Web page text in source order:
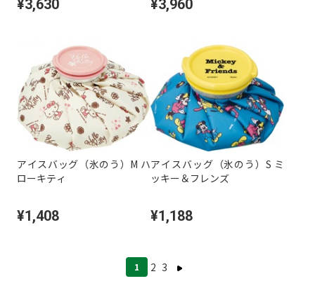
¥3,630 ¥3,960
アイスバッグ（氷のう）M ハ
ローキティ
¥1,408
アイスバッグ（氷のう）S ミ
ッキー＆フレンズ
¥1,188
1 2 3